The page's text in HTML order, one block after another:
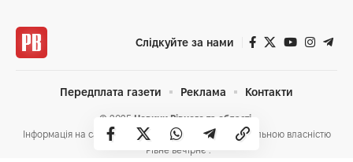
Слідкуйте за нами
© 2025 Новини Рівного та області.
Інформація на сайті www.rivnepost.rv.ua є інтелектуальною власністю
"Рівне вечірнє".
Передплата газети Реклама Контакти